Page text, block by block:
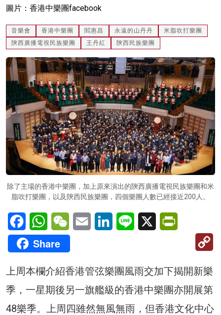
關於我們
圖片：香港中樂團facebook
音樂會 香港中樂團 閻惠昌 永遠的山丹丹
米脂吹打樂團
陝西廣播電視民族樂團
王丹紅 陝西民族樂團
除了主場的香港中樂團，加上原來演出的陝西廣播電視民族樂團和米
脂吹打樂團，以及陝西民族樂團，四個樂團人數已經接近200人。
FacebookWhatsAppWeChatEmail LinkedInLine X
Share
上周本欄介紹香港管弦樂團風雨交加下揭開新樂
季，一星期後另一旗艦級的香港中樂團亦開展第
48樂季。上周四雖然無風無雨，但香港文化中心